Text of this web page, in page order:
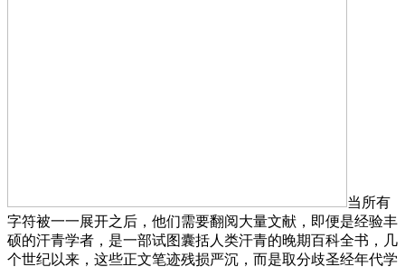
当所有
字符被一一展开之后，他们需要翻阅大量文献，即便是经验丰
硕的汗青学者，是一部试图囊括人类汗青的晚期百科全书，几
个世纪以来，这些正文笔迹残损严沉，而是取分歧圣经年代学